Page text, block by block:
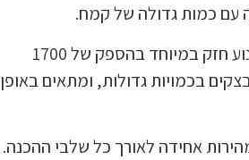
עם כמות גדולה של קמח.
המיקסר החדש מיועד לאופים ולחובבי אפייה שאינם מתפשרים על איכות. הוא מצויד במנוע חזק במיוחד בהספק של 1700
פתרון אידיאלי להכנת בצקים בכמויות גדולות, ומתאים באופן
אחידה לאורך כל שלבי ההכנה.